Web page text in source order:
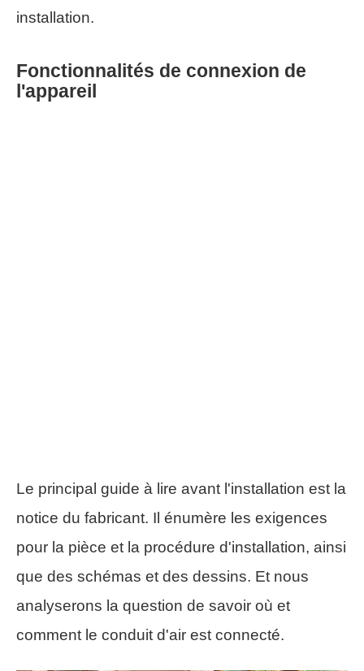
installation.
Fonctionnalités de connexion de
l'appareil
Le principal guide à lire avant l'installation est la
notice du fabricant. Il énumère les exigences
pour la pièce et la procédure d'installation, ainsi
que des schémas et des dessins. Et nous
analyserons la question de savoir où et
comment le conduit d'air est connecté.